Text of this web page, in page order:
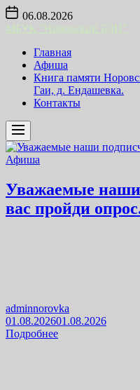
Skip
content
06.08.2026
Главная
Афиша
Книга памяти
Гаи, д. Ендашевка.
Контакты
Афиша
Уважаемые
вас пройди
adminnorovka
01.08.202601.08.2026
Подробнее